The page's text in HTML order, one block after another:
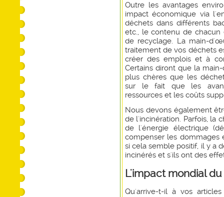
Outre les avantages
impact économique via
déchets dans différents
etc., le contenu de chacun
de recyclage. La main-
traitement de vos déchets
créer des emplois et à
Certains diront que la
plus chères que les
sur le fait que les
ressources et les coûts
Nous devons également
de l'incinération. Parfois, la
de l'énergie électrique
compenser les dommages
si cela semble positif, il y a
incinérés et s'ils ont des
L'impact mondial
Qu'arrive-t-il à vos